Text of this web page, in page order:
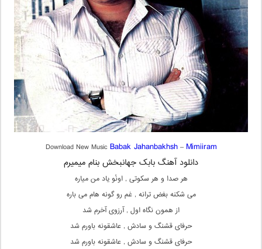
Download New MusicBabak Jahanbakhsh– Mimiiram
دانلود آهنگ بابک جهانبخش بنام میمیرم
هر صدا و هر سکوتی , اونُو یاد من میاره
می شکنه بغض ترانه , غم رو گونه هام می باره
از همون نگاه اول , آرزوی آخرم شد
حرفای قشنگ و سادش , عاشقونه باورم شد
حرفای قشنگ و سادش , عاشقونه باورم شد